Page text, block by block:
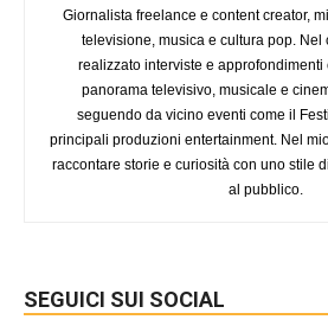
Giornalista freelance e content creator,
televisione, musica e cultura pop. Nel
realizzato interviste e approfondimenti
panorama televisivo, musicale e
seguendo da vicino eventi come il
principali produzioni entertainment. Nel
raccontare storie e curiosità con uno stile
al pubblico.
SEGUICI SUI SOCIAL